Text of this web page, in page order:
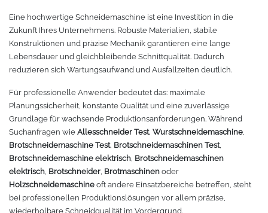
Eine hochwertige Schneidemaschine ist eine Investition in die
Zukunft Ihres Unternehmens. Robuste Materialien, stabile
Konstruktionen und präzise Mechanik garantieren eine lange
Lebensdauer und gleichbleibende Schnittqualität. Dadurch
reduzieren sich Wartungsaufwand und Ausfallzeiten deutlich.
Für professionelle Anwender bedeutet das: maximale
Planungssicherheit, konstante Qualität und eine zuverlässige
Grundlage für wachsende Produktionsanforderungen. Während
Suchanfragen wie Allesschneider Test, Wurstschneidemaschine,
Brotschneidemaschine Test, Brotschneidemaschinen Test,
Brotschneidemaschine elektrisch, Brotschneidemaschinen
elektrisch, Brotschneider, Brotmaschinen oder
Holzschneidemaschine oft andere Einsatzbereiche betreffen, steht
bei professionellen Produktionslösungen vor allem präzise,
wiederholbare Schneidqualität im Vordergrund.